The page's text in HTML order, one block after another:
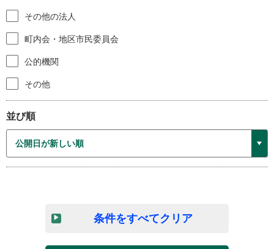
その他の法人
町内会・地区市民委員会
公的機関
その他
並び順
条件をすべてクリア